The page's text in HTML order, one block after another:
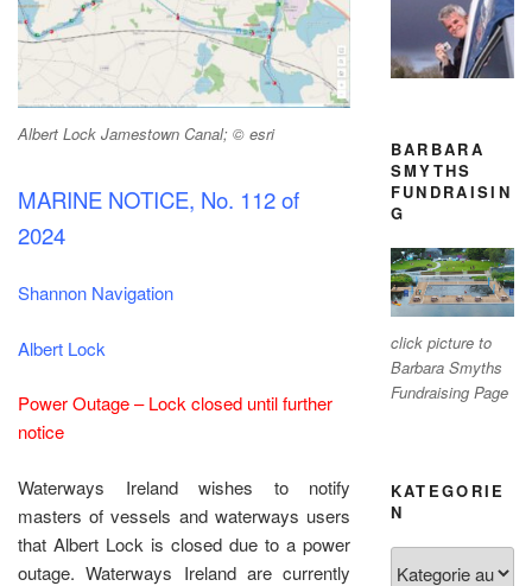
Albert Lock Jamestown Canal; © esri
MARINE NOTICE, No. 112 of
2024
Shannon Navigation
Albert Lock
Power Outage – Lock closed until further
notice
Waterways Ireland wishes to notify
masters of vessels and waterways users
that Albert Lock is closed due to a power
outage. Waterways Ireland are currently
BARBARA
SMYTHS
FUNDRAISIN
G
click picture to
Barbara Smyths
Fundraising Page
KATEGORIE
N